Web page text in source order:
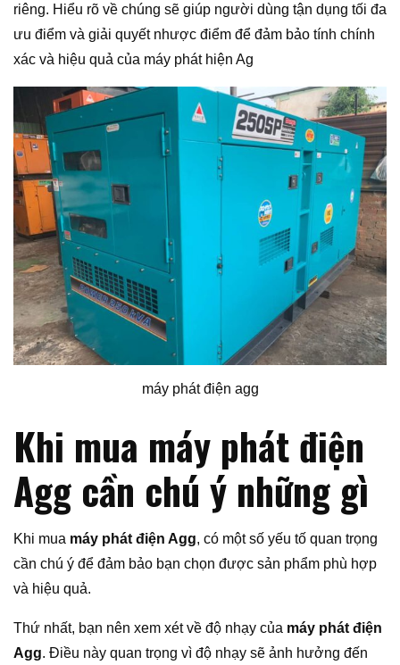
riêng. Hiểu rõ về chúng sẽ giúp người dùng tận dụng tối đa
ưu điểm và giải quyết nhược điểm để đảm bảo tính chính
xác và hiệu quả của máy phát hiện Ag
máy phát điện agg
Khi mua máy phát điện
Agg cần chú ý những gì
Khi mua máy phát điện Agg, có một số yếu tố quan trọng
cần chú ý để đảm bảo bạn chọn được sản phẩm phù hợp
và hiệu quả.
Thứ nhất, bạn nên xem xét về độ nhạy của máy phát điện
Agg. Điều này quan trọng vì độ nhạy sẽ ảnh hưởng đến